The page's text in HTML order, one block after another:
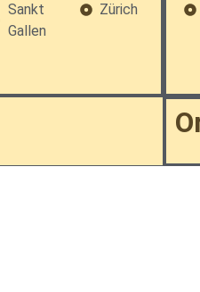
Sankt
Gallen
Zürich